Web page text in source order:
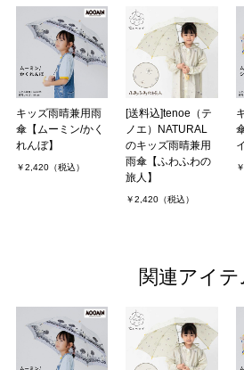
キッズ雨晴兼用雨
傘【ムーミン/かく
れんぼ】
￥2,420（税込）
[送料込]tenoe（テ
ノエ）NATURAL
のキッズ雨晴兼用
雨傘【ふわふわの
旅人】
￥2,420（税込）
関連アイテ